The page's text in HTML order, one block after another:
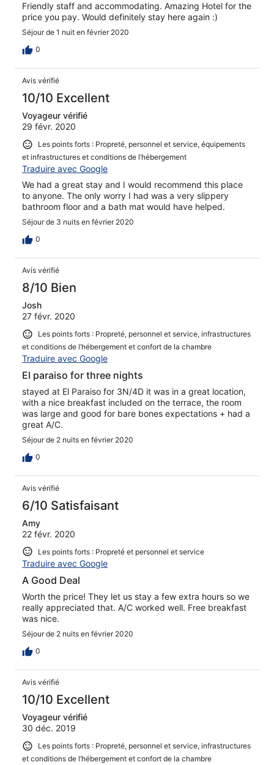
Friendly staff and accommodating. Amazing Hotel for the
price you pay. Would definitely stay here again :)
Séjour de 1 nuit en février 2020
0
Avis vérifié
10/10 Excellent
Voyageur vérifié
29 févr. 2020
Les points forts : Propreté, personnel et service, équipements
et infrastructures et conditions de l’hébergement
Traduire avec Google
We had a great stay and I would recommend this place
to anyone. The only worry I had was a very slippery
bathroom floor and a bath mat would have helped.
Séjour de 3 nuits en février 2020
0
Avis vérifié
8/10 Bien
Josh
27 févr. 2020
Les points forts : Propreté, personnel et service, infrastructures
et conditions de l’hébergement et confort de la chambre
Traduire avec Google
El paraiso for three nights
stayed at El Paraiso for 3N/4D it was in a great location,
with a nice breakfast included on the terrace, the room
was large and good for bare bones expectations + had a
great A/C.
Séjour de 2 nuits en février 2020
0
Avis vérifié
6/10 Satisfaisant
Amy
22 févr. 2020
Les points forts : Propreté et personnel et service
Traduire avec Google
A Good Deal
Worth the price! They let us stay a few extra hours so we
really appreciated that. A/C worked well. Free breakfast
was nice.
Séjour de 2 nuits en février 2020
0
Avis vérifié
10/10 Excellent
Voyageur vérifié
30 déc. 2019
Les points forts : Propreté, personnel et service, infrastructures
et conditions de l’hébergement et confort de la chambre